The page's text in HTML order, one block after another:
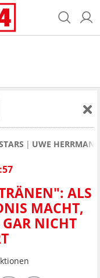
UWE
ALS
MACHT,
NICHT